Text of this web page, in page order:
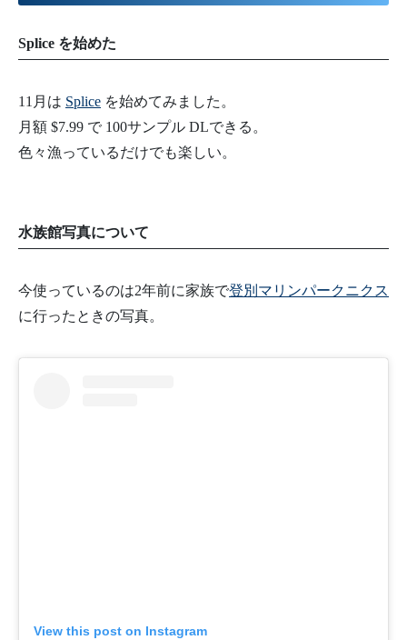
Splice を始めた
11月は Splice を始めてみました。
月額 $7.99 で 100サンプル DLできる。
色々漁っているだけでも楽しい。
水族館写真について
今使っているのは2年前に家族で登別マリンパークニクス
に行ったときの写真。
View this post on Instagram